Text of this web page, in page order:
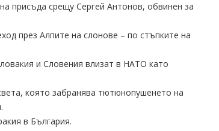
присъда срещу Сергей Антонов, обвинен за
през Алпите на слонове – по стъпките на
и Словения влизат в НАТО като
която забранява тютюнопушенето на
в България.